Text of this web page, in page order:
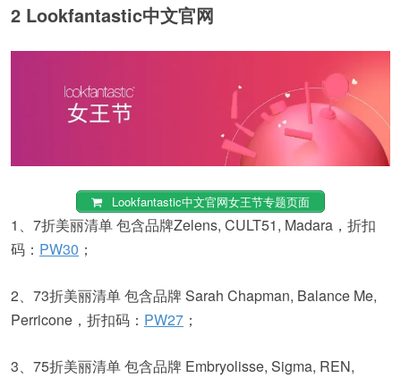
2 Lookfantastic中文官网
Lookfantastic中文官网女王节专题页面
1、7折美丽清单 包含品牌Zelens, CULT51, Madara，折扣
码： PW30 ；
2、73折美丽清单 包含品牌 Sarah Chapman, Balance Me,
Perricone，折扣码： PW27 ；
3、75折美丽清单 包含品牌 Embryolisse, Sigma, REN,